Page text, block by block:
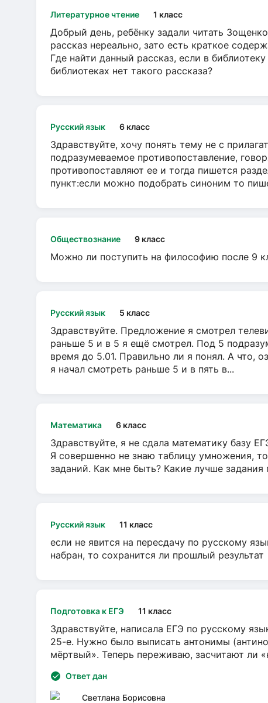
Литературное чтение 1 класс
Добрый день, ребёнку задали читать
рассказ нереально, зато есть краткое
Где найти данный рассказ, если в
библиотеках нет такого рассказа?
Русский язык 6 класс
Здравствуйте, хочу понять тему не с
подразумеваемое противопоставление,
противопоставляют ее и тогда пишется
пункт:если можно подобрать синоним то
Обществознание 9 класс
Можно ли поступить на философию после 9
Русский язык 5 класс
Здравствуйте. Предложение я смотрел
раньше 5 и в 5 я ещё смотрел. Под 5
время до 5.01. Правильно ли я понял. А что,
я начал смотреть раньше 5 и в пять в...
Математика 6 класс
Здравствуйте, я не сдала математику базу
Я совершенно не знаю таблицу умножения,
заданий. Как мне быть? Какие лучше
Русский язык 11 класс
если не явится на пересдачу по русскому
набран, то сохранится ли прошлый результат
Подготовка к ЕГЭ 11 класс
Здравствуйте, написала ЕГЭ по русскому
25-е. Нужно было выписать антонимы
мёртвый». Теперь переживаю, засчитают ли
Ответ дан
Светлана Борисовна